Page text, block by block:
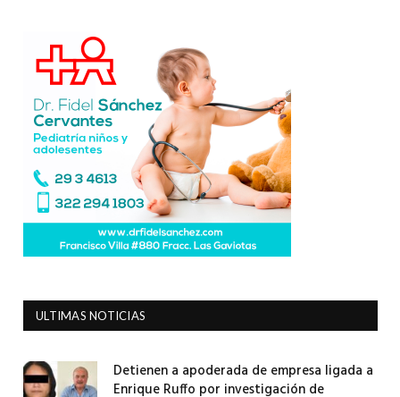
ULTIMAS NOTICIAS
Detienen a apoderada de empresa ligada a
Enrique Ruffo por investigación de